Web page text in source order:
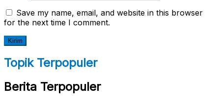
Save my name, email, and website in this browser
for the next time I comment.
Topik Terpopuler
Berita Terpopuler